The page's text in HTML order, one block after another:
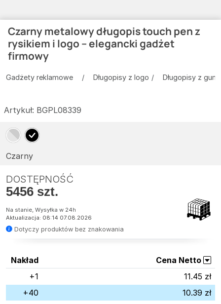
Czarny metalowy długopis touch pen z
rysikiem i logo – elegancki gadżet
firmowy
Gadżety reklamowe Długopisy z logo Długopisy z
Artykuł: BGPL08339
Czarny
DOSTĘPNOŚĆ
5456 szt.
Na stanie, Wysyłka w 24h
Aktualizacja: 08:14 07.08.2026
Dotyczy produktów bez znakowania
Nakład
Cena Netto
+1
11.45 zł
+40
10.39 zł